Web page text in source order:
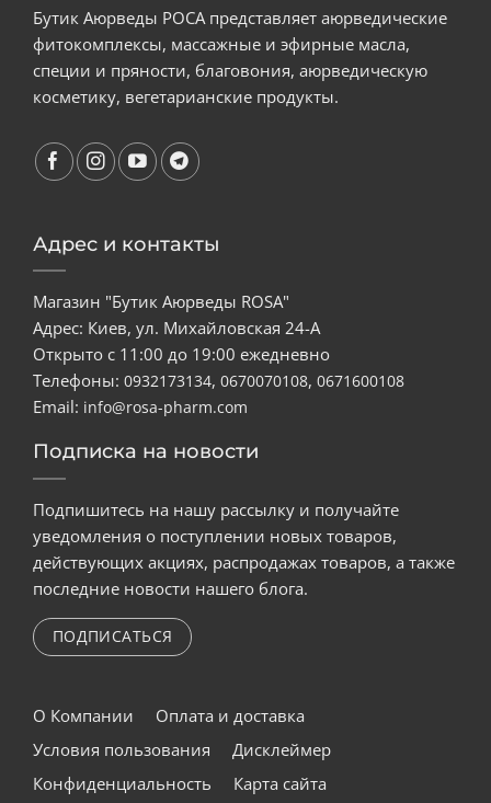
Бутик Аюрведы РОСА представляет аюрведические
фитокомплексы, массажные и эфирные масла,
специи и пряности, благовония, аюрведическую
косметику, вегетарианские продукты.
Адрес и контакты
Магазин "Бутик Аюрведы ROSA"
Адрес: Киев, ул. Михайловская 24-А
Открыто с 11:00 до 19:00 ежедневно
Телефоны: 0932173134, 0670070108, 0671600108
Email: info@rosa-pharm.com
Подписка на новости
Подпишитесь на нашу рассылку и получайте
уведомления о поступлении новых товаров,
действующих акциях, распродажах товаров, а также
последние новости нашего блога.
ПОДПИСАТЬСЯ
О Компании
Оплата и доставка
Условия пользования
Дисклеймер
Конфиденциальность
Карта сайта